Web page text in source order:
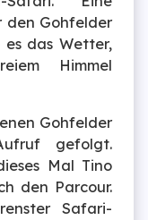
den Gohfelder
es das Wetter,
Himmel
Gohfelder
gefolgt.
Mal Tino
den Parcour.
Safari-